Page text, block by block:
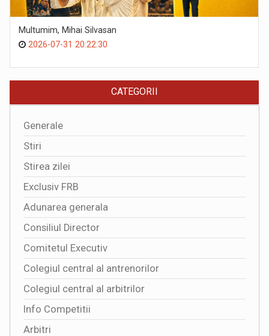
Multumim, Mihai Silvasan
2026-07-31 20:22:30
CATEGORII
Generale
Stiri
Stirea zilei
Exclusiv FRB
Adunarea generala
Consiliul Director
Comitetul Executiv
Colegiul central al antrenorilor
Colegiul central al arbitrilor
Info Competitii
Arbitri